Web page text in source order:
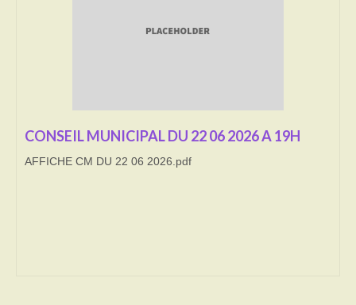
Correspondants de presse
LE BRULAGE DES VEGETAUX
CONSEIL MUNICIPAL DU 22 06 2026 A 19H
AFFICHE CM DU 22 06 2026.pdf